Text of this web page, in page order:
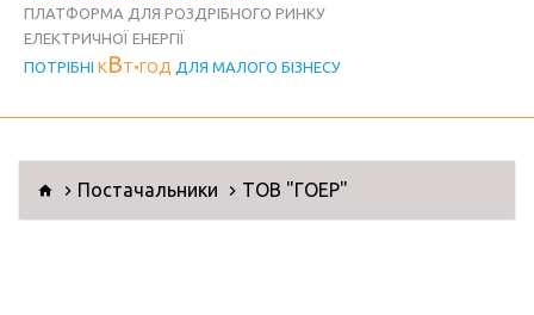
ПЛАТФОРМА ДЛЯ РОЗДРІБНОГО РИНКУ
ЕЛЕКТРИЧНОЇ ЕНЕРГІЇ
ПОТРІБНІ К ВТ ГОД ДЛЯ МАЛОГО БІЗНЕСУ
Постачальники ТОВ "ГОЕР"